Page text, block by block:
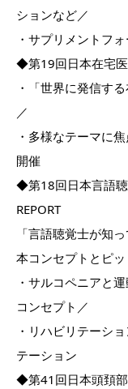
ションなど／
・サプリメントフ
◆第19回日本在宅
・「世界に発信す
／
・多様なテーマに
開催
◆第18回日本言語
REPORT
「言語聴覚士が知
本コンセプトとピッ
・サルコペニアと
コンセプト／
・リハビリテーシ
テーション
◆第41回日本頭頚部